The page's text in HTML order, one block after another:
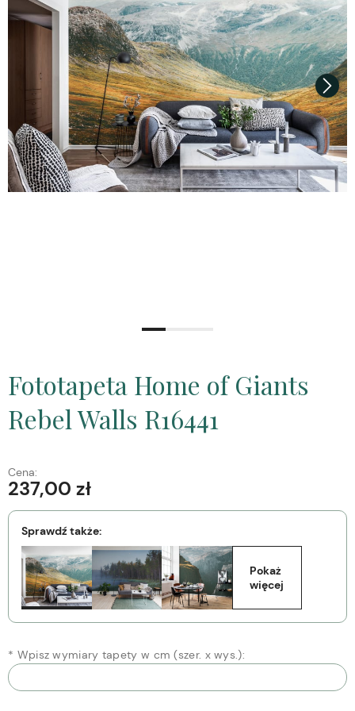
Fototapeta Home of Giants
Rebel Walls R16441
Cena:
237,00 zł
Sprawdź także:
Pokaż
więcej
* Wpisz wymiary tapety w cm (szer. x wys.):